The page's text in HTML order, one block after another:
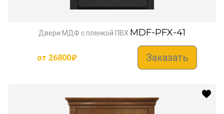
Двери МДФ с пленкой ПВХ MDF-PFX-41
от 26800₽ Заказать